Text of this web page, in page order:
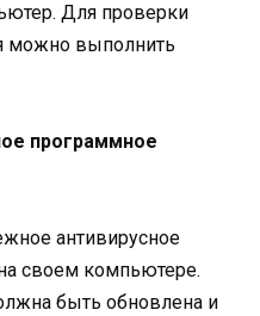
Для проверки
можно выполнить
программное
антивирусное
своем компьютере.
быть обновлена и